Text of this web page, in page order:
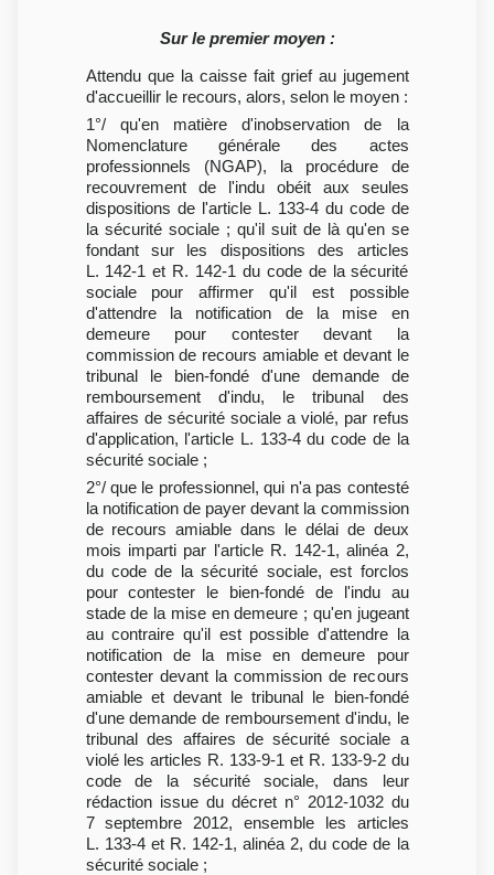
Sur le premier moyen :
Attendu que la caisse fait grief au jugement
d'accueillir le recours, alors, selon le moyen :
1°/ qu'en matière d'inobservation de la
Nomenclature générale des actes
professionnels (NGAP), la procédure de
recouvrement de l'indu obéit aux seules
dispositions de l'article L. 133-4 du code de
la sécurité sociale ; qu'il suit de là qu'en se
fondant sur les dispositions des articles
L. 142-1 et R. 142-1 du code de la sécurité
sociale pour affirmer qu'il est possible
d'attendre la notification de la mise en
demeure pour contester devant la
commission de recours amiable et devant le
tribunal le bien-fondé d'une demande de
remboursement d'indu, le tribunal des
affaires de sécurité sociale a violé, par refus
d'application, l'article L. 133-4 du code de la
sécurité sociale ;
2°/ que le professionnel, qui n'a pas contesté
la notification de payer devant la commission
de recours amiable dans le délai de deux
mois imparti par l'article R. 142-1, alinéa 2,
du code de la sécurité sociale, est forclos
pour contester le bien-fondé de l'indu au
stade de la mise en demeure ; qu'en jugeant
au contraire qu'il est possible d'attendre la
notification de la mise en demeure pour
contester devant la commission de recours
amiable et devant le tribunal le bien-fondé
d'une demande de remboursement d'indu, le
tribunal des affaires de sécurité sociale a
violé les articles R. 133-9-1 et R. 133-9-2 du
code de la sécurité sociale, dans leur
rédaction issue du décret n° 2012-1032 du
7 septembre 2012, ensemble les articles
L. 133-4 et R. 142-1, alinéa 2, du code de la
sécurité sociale ;